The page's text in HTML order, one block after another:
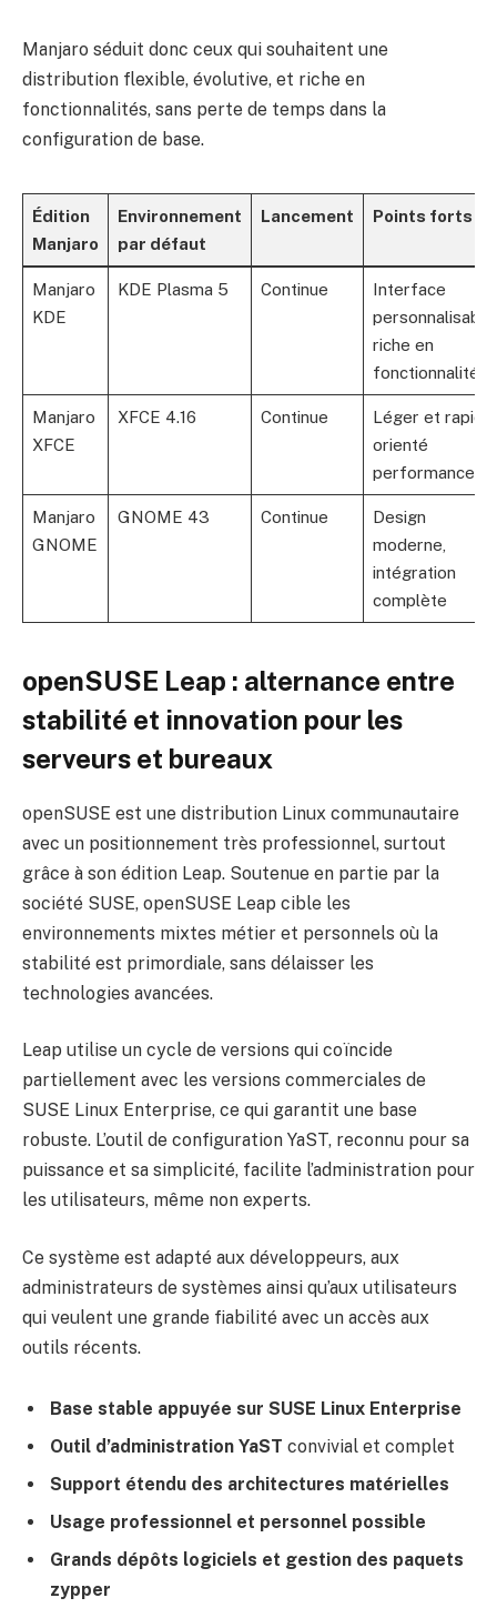
Manjaro séduit donc ceux qui souhaitent une
distribution flexible, évolutive, et riche en
fonctionnalités, sans perte de temps dans la
configuration de base.
Édition
Manjaro
Environnement
par défaut
Lancement Points forts
Manjaro
KDE
KDE Plasma 5 Continue
Interface
personnalisable,
riche en
fonctionnalités
Manjaro
XFCE
XFCE 4.16 Continue
Léger et rapide,
orienté
performance
Manjaro
GNOME
GNOME 43 Continue
Design
moderne,
intégration
complète
openSUSE Leap : alternance entre
stabilité et innovation pour les
serveurs et bureaux
openSUSE est une distribution Linux communautaire
avec un positionnement très professionnel, surtout
grâce à son édition Leap. Soutenue en partie par la
société SUSE, openSUSE Leap cible les
environnements mixtes métier et personnels où la
stabilité est primordiale, sans délaisser les
technologies avancées.
Leap utilise un cycle de versions qui coïncide
partiellement avec les versions commerciales de
SUSE Linux Enterprise, ce qui garantit une base
robuste. L’outil de configuration YaST, reconnu pour sa
puissance et sa simplicité, facilite l’administration pour
les utilisateurs, même non experts.
Ce système est adapté aux développeurs, aux
administrateurs de systèmes ainsi qu’aux utilisateurs
qui veulent une grande fiabilité avec un accès aux
outils récents.
Base stable appuyée sur SUSE Linux Enterprise
Outil d’administration YaST convivial et complet
Support étendu des architectures matérielles
Usage professionnel et personnel possible
Grands dépôts logiciels et gestion des paquets
zypper